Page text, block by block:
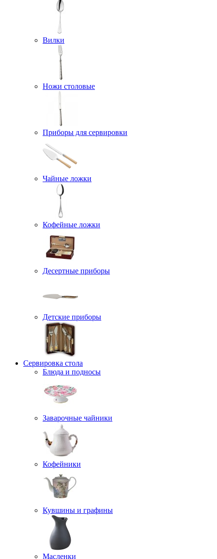
Вилки
Ножи столовые
Приборы для сервировки
Чайные ложки
Кофейные ложки
Десертные приборы
Детские приборы
Сервировка стола
Блюда и подносы
Заварочные чайники
Кофейники
Кувшины и графины
Масленки